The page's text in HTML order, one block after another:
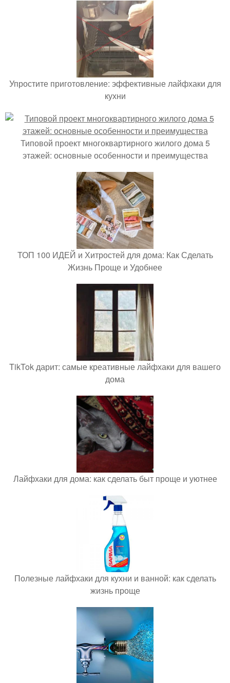
Упростите приготовление: эффективные лайфхаки для
кухни
Типовой проект многоквартирного жилого дома 5
этажей: основные особенности и преимущества
ТОП 100 ИДЕЙ и Хитростей для дома: Как Сделать
Жизнь Проще и Удобнее
TikTok дарит: самые креативные лайфхаки для вашего
дома
Лайфхаки для дома: как сделать быт проще и уютнее
Полезные лайфхаки для кухни и ванной: как сделать
жизнь проще